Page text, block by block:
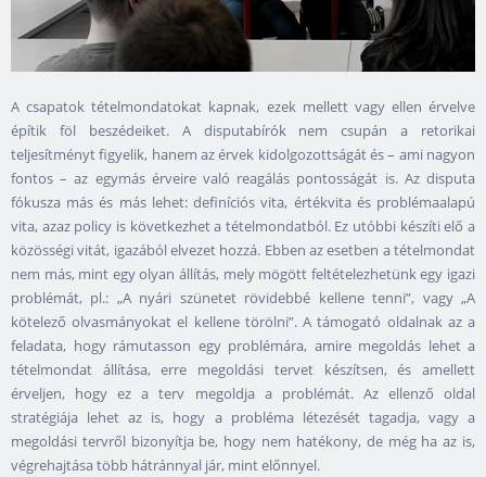
A csapatok tételmondatokat kapnak, ezek mellett vagy ellen érvelve
építik föl beszédeiket. A disputabírók nem csupán a retorikai
teljesítményt figyelik, hanem az érvek kidolgozottságát és – ami nagyon
fontos – az egymás érveire való reagálás pontosságát is. Az disputa
fókusza más és más lehet: definíciós vita, értékvita és problémaalapú
vita, azaz policy is következhet a tételmondatból. Ez utóbbi készíti elő a
közösségi vitát, igazából elvezet hozzá. Ebben az esetben a tételmondat
nem más, mint egy olyan állítás, mely mögött feltételezhetünk egy igazi
problémát, pl.: „A nyári szünetet rövidebbé kellene tenni”, vagy „A
kötelező olvasmányokat el kellene törölni”. A támogató oldalnak az a
feladata, hogy rámutasson egy problémára, amire megoldás lehet a
tételmondat állítása, erre megoldási tervet készítsen, és amellett
érveljen, hogy ez a terv megoldja a problémát. Az ellenző oldal
stratégiája lehet az is, hogy a probléma létezését tagadja, vagy a
megoldási tervről bizonyítja be, hogy nem hatékony, de még ha az is,
végrehajtása több hátránnyal jár, mint előnnyel.